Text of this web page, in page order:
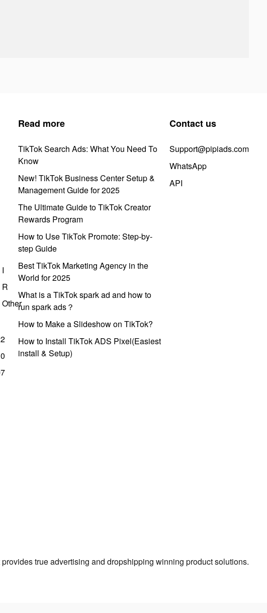
I
R
Other
Read more
TikTok Search Ads: What You Need To
Know
New! TikTok Business Center Setup &
Management Guide for 2025
The Ultimate Guide to TikTok Creator
Rewards Program
How to Use TikTok Promote: Step-by-
step Guide
Best TikTok Marketing Agency in the
World for 2025
What is a TikTok spark ad and how to
run spark ads？
How to Make a Slideshow on TikTok?
How to Install TikTok ADS Pixel(Easiest
install & Setup)
Contact us
Support@pipiads.com
WhatsApp
API
true advertising and dropshipping winning product solutions.